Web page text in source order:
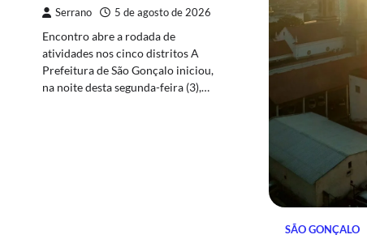
Serrano 5 de agosto de 2026
Encontro abre a rodada de
atividades nos cinco distritos A
Prefeitura de São Gonçalo iniciou,
na noite desta segunda-feira (3),…
SÃO GONÇALO